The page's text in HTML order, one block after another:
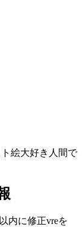
絵大好き人間で
内に修正vreを